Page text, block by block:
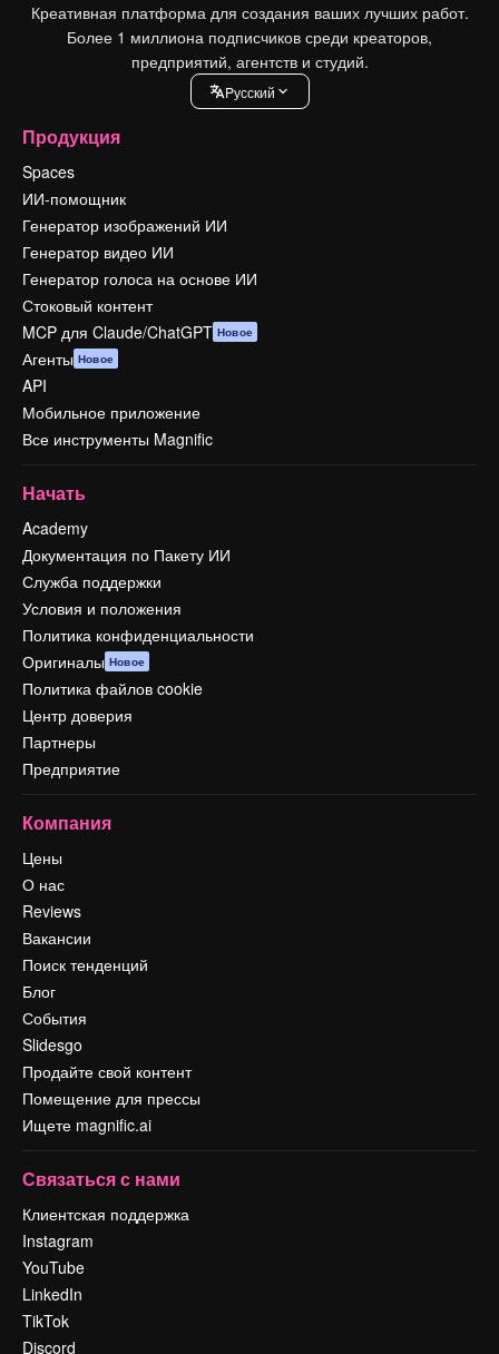
Креативная платформа для создания ваших лучших работ.
Более 1 миллиона подписчиков среди креаторов,
предприятий, агентств и студий.
Pусский
Продукция
Spaces
ИИ-помощник
Генератор изображений ИИ
Генератор видео ИИ
Генератор голоса на основе ИИ
Стоковый контент
MCP для Claude/ChatGPT Новое
Агенты Новое
API
Мобильное приложение
Все инструменты Magnific
Начать
Academy
Документация по Пакету ИИ
Служба поддержки
Условия и положения
Политика конфиденциальности
Оригиналы Новое
Политика файлов cookie
Центр доверия
Партнеры
Предприятие
Компания
Цены
О нас
Reviews
Вакансии
Поиск тенденций
Блог
События
Slidesgo
Продайте свой контент
Помещение для прессы
Ищете magnific.ai
Связаться с нами
Клиентская поддержка
Instagram
YouTube
LinkedIn
TikTok
Discord